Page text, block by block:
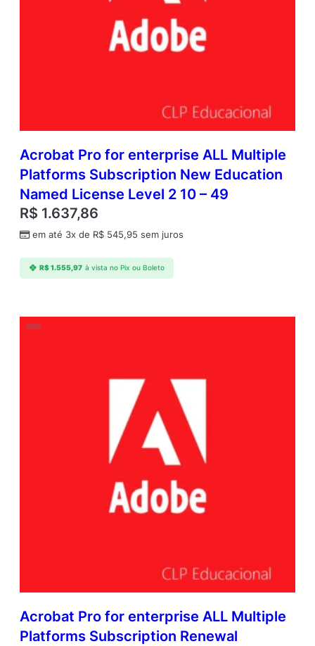
Acrobat Pro for enterprise ALL Multiple
Platforms Subscription New Education
Named License Level 2 10 – 49
R$ 1.637,86
em até 3x de R$ 545,95 sem juros
R$1.555,97 à vista no Pix ou Boleto
Acrobat Pro for enterprise ALL Multiple
Platforms Subscription Renewal